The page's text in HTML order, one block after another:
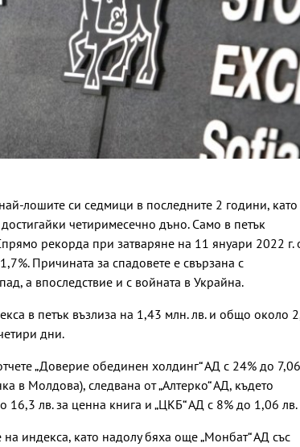
лошите си седмици в последните 2 години, като
четиримесечно дъно. Само в петък
рекорда при затваряне на 11 януари 2022 г.
Причината за спадовете е свързана с
а впоследствие и с войната в Украйна.
в петък възлиза на 1,43 млн. лв. и общо около
дни.
„Доверие обединен холдинг“ АД с 24% до
в Молдова), следвана от „Алтерко“ АД, където
16,3 лв. за ценна книга и „ЦКБ“ АД с 8% до 1,06 лв.
индекса, като надолу бяха още „Монбат“ АД със